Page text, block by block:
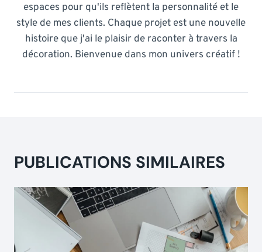
espaces pour qu'ils reflètent la personnalité et le
style de mes clients. Chaque projet est une nouvelle
histoire que j'ai le plaisir de raconter à travers la
décoration. Bienvenue dans mon univers créatif !
PUBLICATIONS SIMILAIRES